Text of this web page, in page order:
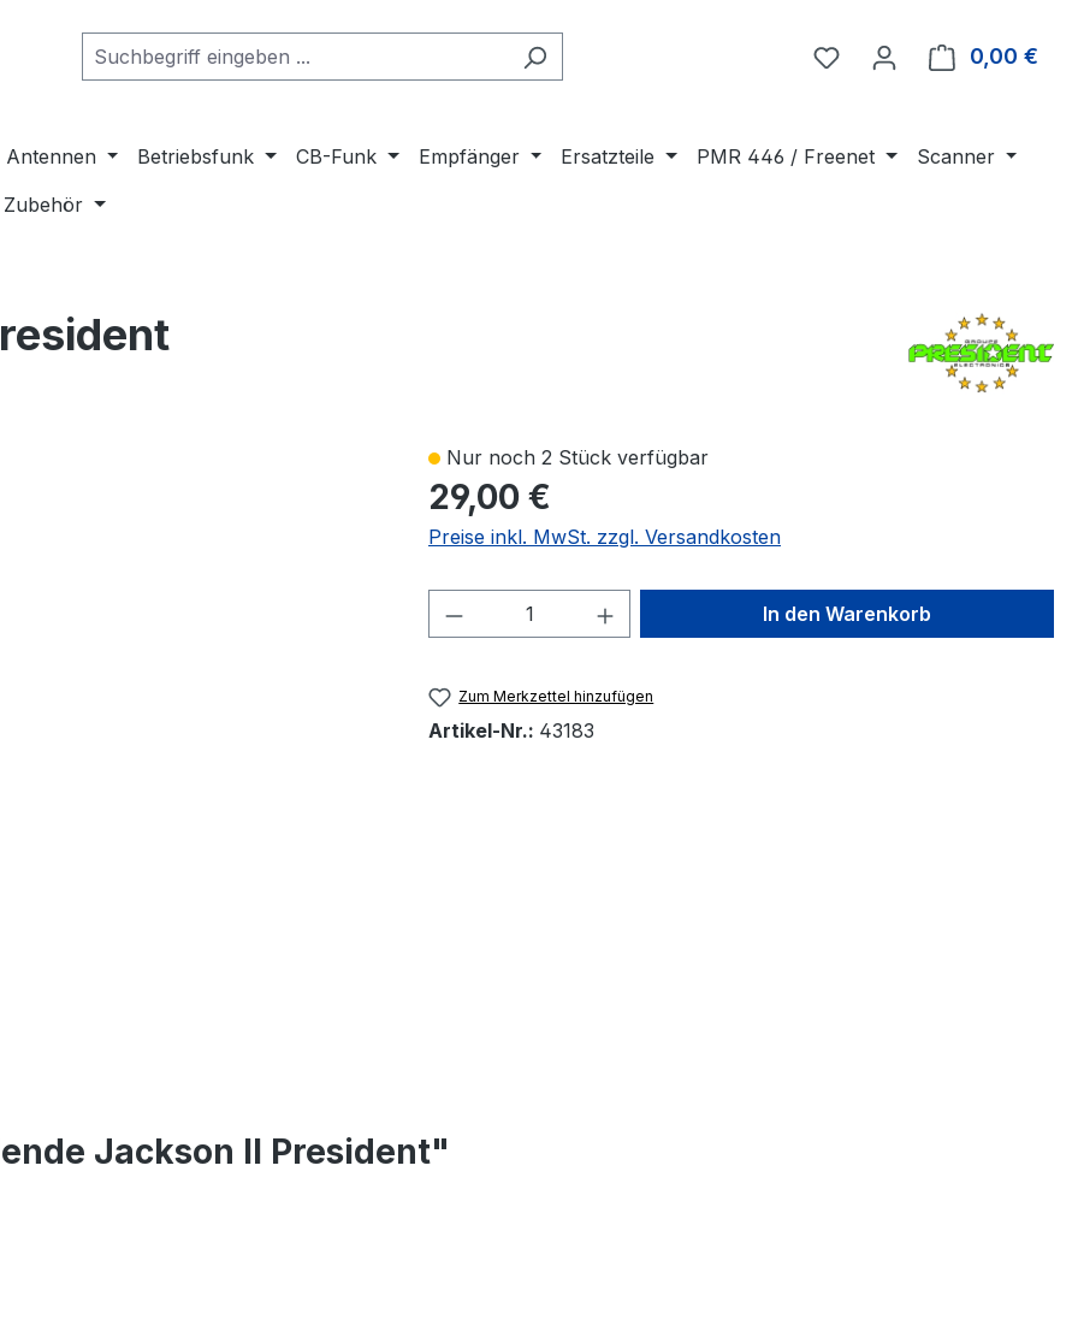
0,00 €
Antennen Betriebsfunk CB-Funk Empfänger Ersatzteile PMR 446 / Freenet
Scanner
Zubehör
Nur noch 2 Stück verfügbar
29,00 €
Preise inkl. MwSt. zzgl. Versandkosten
Produkt Anzahl: Gib den gewünschten Wert
In den Warenkorb
Zum Merkzettel hinzufügen
Artikel-Nr.: 43183
Jackson II President"